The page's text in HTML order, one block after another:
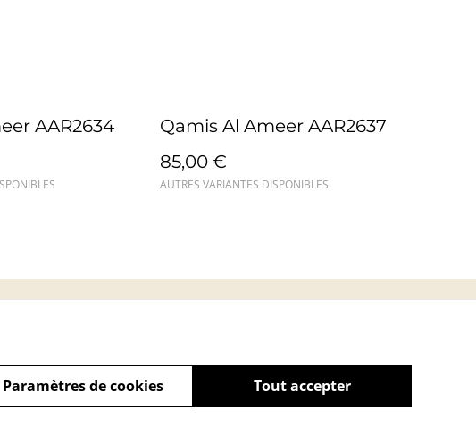
AAR2634
Qamis Al Ameer AAR2637
85,00 €
AUTRES VARIANTES DISPONIBLES
Tout accepter
Paramètres de cookies